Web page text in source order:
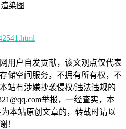
染图
用户自发贡献，该文观点仅代表
储空间服务，不拥有所有权，不
站有涉嫌抄袭侵权/违法违规的
举报，一经查实，本
本站原创文章的，转载时请以
！